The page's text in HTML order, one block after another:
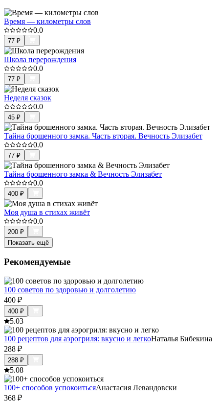
Время — километры слов
0.0
77 ₽
Школа перерождения
0.0
77 ₽
Неделя сказок
0.0
45 ₽
Тайна брошенного замка. Часть вторая. Вечность Элизабет
0.0
77 ₽
Тайна брошенного замка & Вечность Элизабет
0.0
400 ₽
Моя душа в стихах живёт
0.0
200 ₽
Показать ещё
Рекомендуемые
100 советов по здоровью и долголетию
400 ₽
400 ₽
5.03
100 рецептов для аэрогриля: вкусно и легкоНаталья Бибекина
288 ₽
288 ₽
5.08
100+ способов успокоитьсяАнастасия Левандовски
368 ₽